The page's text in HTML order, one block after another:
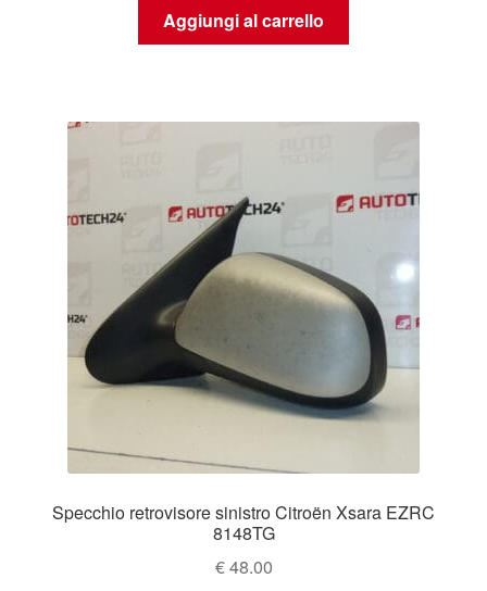
Aggiungi al carrello
Specchio retrovisore sinistro Citroën Xsara EZRC
8148TG
€48.00